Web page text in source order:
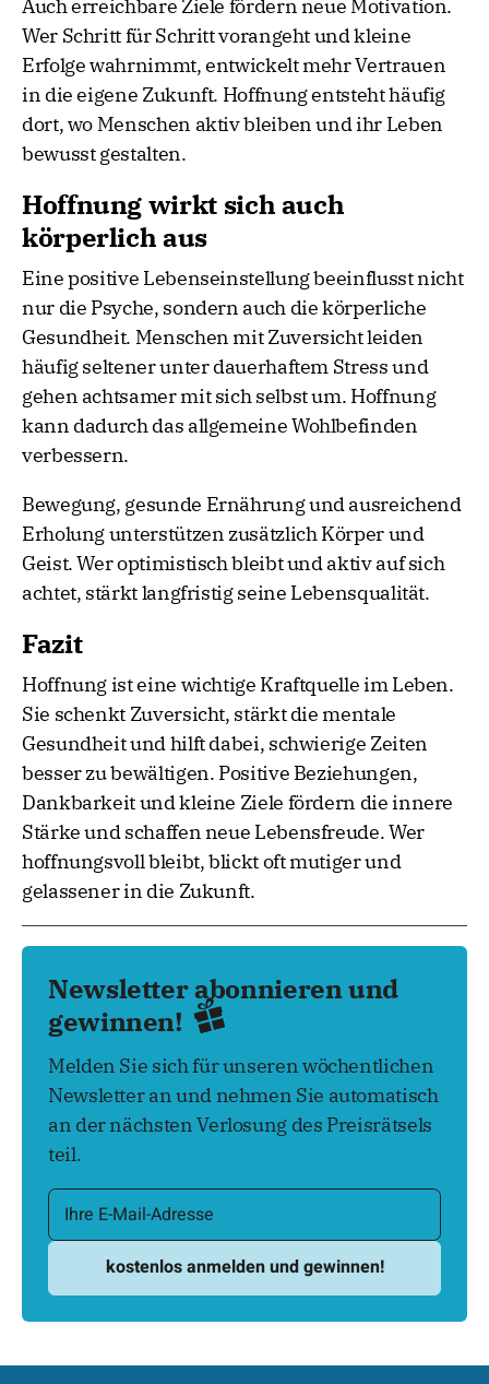
Auch erreichbare Ziele fördern neue Motivation.
Wer Schritt für Schritt vorangeht und kleine
Erfolge wahrnimmt, entwickelt mehr Vertrauen
in die eigene Zukunft. Hoffnung entsteht häufig
dort, wo Menschen aktiv bleiben und ihr Leben
bewusst gestalten.
Hoffnung wirkt sich auch
körperlich aus
Eine positive Lebenseinstellung beeinflusst nicht
nur die Psyche, sondern auch die körperliche
Gesundheit. Menschen mit Zuversicht leiden
häufig seltener unter dauerhaftem Stress und
gehen achtsamer mit sich selbst um. Hoffnung
kann dadurch das allgemeine Wohlbefinden
verbessern.
Bewegung, gesunde Ernährung und ausreichend
Erholung unterstützen zusätzlich Körper und
Geist. Wer optimistisch bleibt und aktiv auf sich
achtet, stärkt langfristig seine Lebensqualität.
Fazit
Hoffnung ist eine wichtige Kraftquelle im Leben.
Sie schenkt Zuversicht, stärkt die mentale
Gesundheit und hilft dabei, schwierige Zeiten
besser zu bewältigen. Positive Beziehungen,
Dankbarkeit und kleine Ziele fördern die innere
Stärke und schaffen neue Lebensfreude. Wer
hoffnungsvoll bleibt, blickt oft mutiger und
gelassener in die Zukunft.
Newsletter abonnieren und
gewinnen!
Melden Sie sich für unseren wöchentlichen
Newsletter an und nehmen Sie automatisch
an der nächsten Verlosung des Preisrätsels
teil.